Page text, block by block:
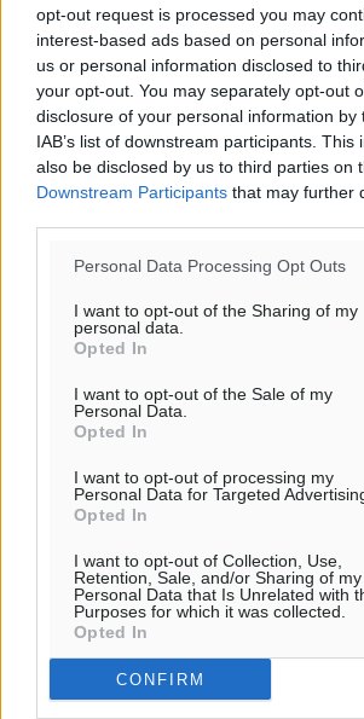
opt-out request is processed you may
interest-based ads based on personal
us or personal information disclosed to
your opt-out. You may separately opt-out
disclosure of your personal information by
IAB’s list of downstream participants. This
also be disclosed by us to third parties on
Downstream Participants that may further
Personal Data Processing Opt Outs
I want to opt-out of the Sharing of my
personal data.
Opted In
I want to opt-out of the Sale of my
Personal Data.
Opted In
I want to opt-out of processing my
Personal Data for Targeted
Opted In
I want to opt-out of Collection, Use,
Retention, Sale, and/or Sharing of my
Personal Data that Is Unrelated with
Purposes for which it was collected.
Opted In
CONFIRM
Φύλαξε τα στοιχεία μου για την
Για την μερική αναπαραγωγή της
παρεχόμενου συνδέσμου παραπομπής
της Δημοκρατικής.